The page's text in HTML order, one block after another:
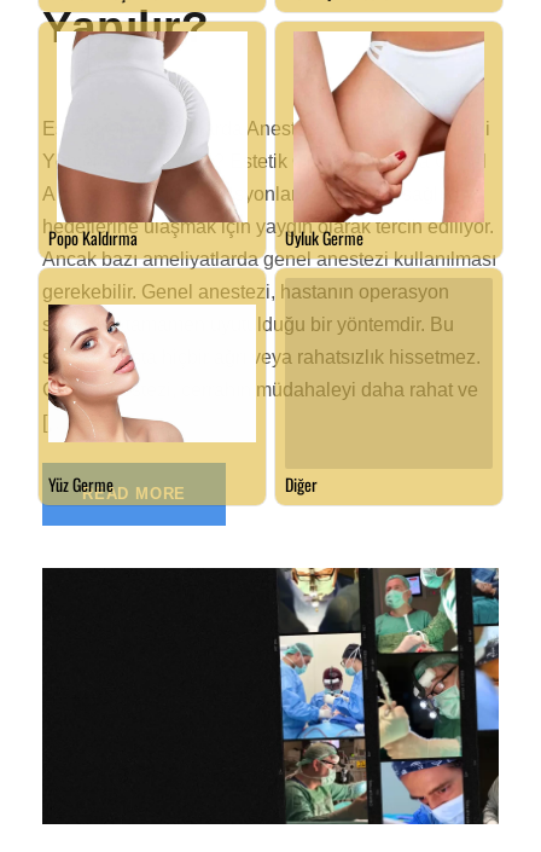
Yapılır?
Estetik Operasyonlarda Anestezi Seçenekleri: Hangi
Yöntem Size Uygun? Estetik Operasyonlarda Genel
Anestezi Estetik operasyonlar, güzellik ve sağlık
hedeflerine ulaşmak için yaygın olarak tercih ediliyor.
Ancak bazı ameliyatlarda genel anestezi kullanılması
gerekebilir. Genel anestezi, hastanın operasyon
sırasında tamamen uyutulduğu bir yöntemdir. Bu
sayede hasta hiçbir ağrı veya rahatsızlık hissetmez.
Genel anestezi, cerrahın müdahaleyi daha rahat ve
[…]
READ MORE